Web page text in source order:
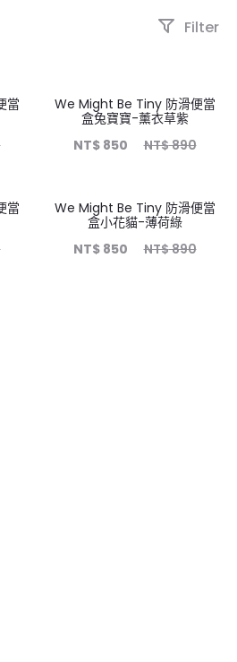
Filter
當
4%
We Might Be Tiny 防滑便當
盒兔寶寶-薰衣草紫
NT$890
NT$850
當
4%
We Might Be Tiny 防滑便當
盒小花貓-薄荷綠
NT$890
NT$850